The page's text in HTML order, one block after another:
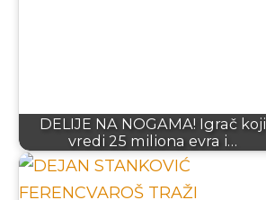
DELIJE NA NOGAMA! Igrač koji
vredi 25 miliona evra i…